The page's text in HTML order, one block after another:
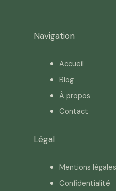
Navigation
Accueil
Blog
À propos
Contact
Légal
Mentions légales
Confidentialité